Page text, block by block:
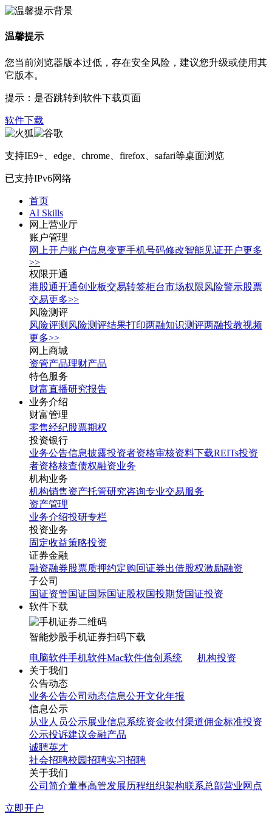
温馨提示
您当前浏览器版本过低，存在安全风险，建议您升级或使用其
它版本。
提示：是否跳转到软件下载页面
软件下载
支持IE9+、edge、chrome、firefox、safari等桌面浏览
已支持IPv6网络
首页
AI Skills
网上营业厅
账户管理
网上开户账户信息变更手机号码修改智能见证开户更多
>>
权限开通
港股通开通创业板交易转签柜台市场权限风险警示股票
交易更多>>
风险测评
风险评测 风险测评结果打印两融知识测评两融投教视频
更多>>
网上商城
资管产品理财产品
特色服务
财富直播研究报告
业务介绍
财富管理
零售经纪股票期权
投资银行
业务公告信息披露投资者资格审核资料下载REITs投资
者资格核查债权融资业务
机构业务
机构销售资产托管研究咨询专业交易服务
资产管理
业务介绍投研专栏
投资业务
固定收益策略投资
证券金融
融资融券股票质押约定购回证券出借股权激励融资
子公司
国证资管国证国际国证股权国投期货国证投资
软件下载
智能炒股手机证券扫码下载
电脑软件手机软件Mac软件信创系统
机构投资
关于我们
公告动态
业务公告公司动态信息公开文化年报
信息公示
从业人员公示展业信息系统资金收付渠道佣金标准投资
公示投诉建议金融产品
诚聘英才
社会招聘校园招聘实习招聘
关于我们
公司简介董事高管发展历程组织架构联系总部营业网点
立即开户